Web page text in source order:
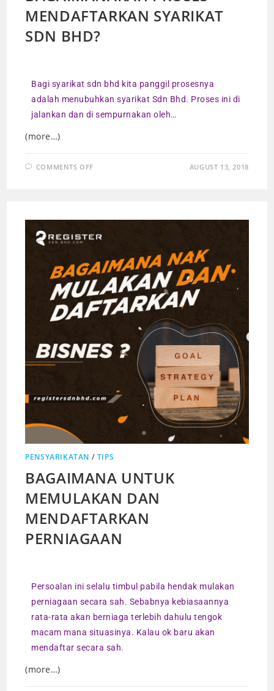
MENDAFTARKAN SYARIKAT
SDN BHD?
Bagi syarikat sdn bhd kita panggil prosesnya
adalah menubuhkan syarikat Sdn Bhd. Proses ini di
jalankan dan di sempurnakan oleh…
(more…)
COMMENTS OFF AUGUST 13, 2018
PENSYARIKATAN / TIPS
BAGAIMANA UNTUK
MEMULAKAN DAN
MENDAFTARKAN
PERNIAGAAN
Persoalan ini selalu timbul pabila hendak mulakan
perniagaan secara sah. Sebabnya kebiasaannya
rata-rata akan berniaga terlebih dahulu tengok
macam mana situasinya. Kalau ok baru akan
mendaftar secara sah.
(more…)